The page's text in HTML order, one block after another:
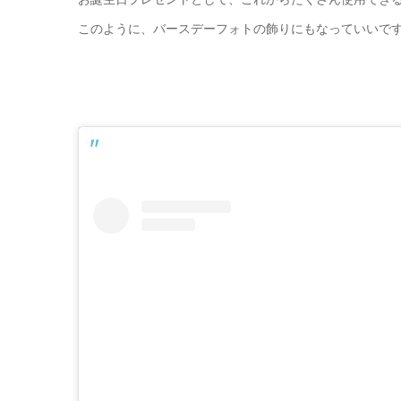
このように、バースデーフォトの飾りにもなっていいで